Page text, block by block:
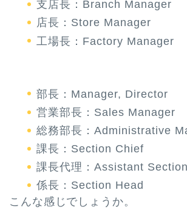
支店長：Branch Manager
店長：Store Manager
工場長：Factory Manager
部長：Manager, Director
営業部長：Sales Manager
総務部長：Administrative
課長：Section Chief
課長代理：Assistant
係長：Section Head
こんな感じでしょうか。